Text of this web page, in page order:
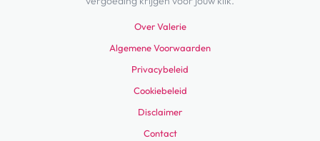
Over Valerie
Algemene Voorwaarden
Privacybeleid
Cookiebeleid
Disclaimer
Contact